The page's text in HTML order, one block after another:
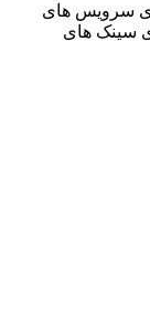
سرویس های
سینک های